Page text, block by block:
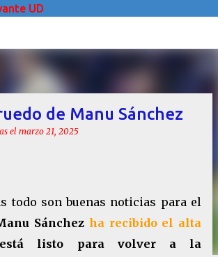
Ir al contenido principal
UD
de Manu Sánchez
el marzo 21, 2025
todo son buenas noticias para el
Sánchez ha recibido el alta
listo para volver a la